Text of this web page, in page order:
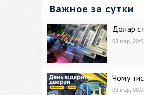
Важное за сутки
Долар
03 мар,
Чому
03 мар,